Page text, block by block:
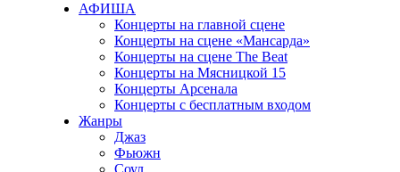
АФИША
Концерты на главной сцене
Концерты на сцене «Мансарда»
Концерты на сцене The Beat
Концерты на Мясницкой 15
Концерты Арсенала
Концерты с бесплатным входом
Жанры
Джаз
Фьюжн
Соул